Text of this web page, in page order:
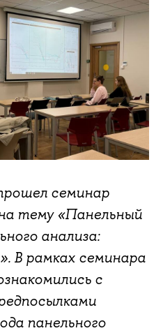
семинар
тему «Панельный
анализа:
В рамках семинара
с
панельного